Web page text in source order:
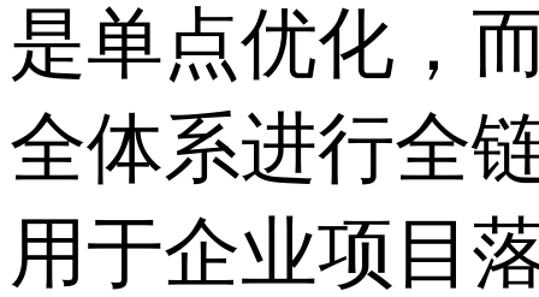
是单点优化，
全体系进行全
用于企业项目